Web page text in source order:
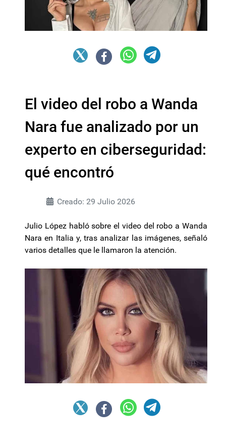
El video del robo a Wanda
Nara fue analizado por un
experto en ciberseguridad:
qué encontró
Creado: 29 Julio 2026
Julio López habló sobre el video del robo a Wanda
Nara en Italia y, tras analizar las imágenes, señaló
varios detalles que le llamaron la atención.